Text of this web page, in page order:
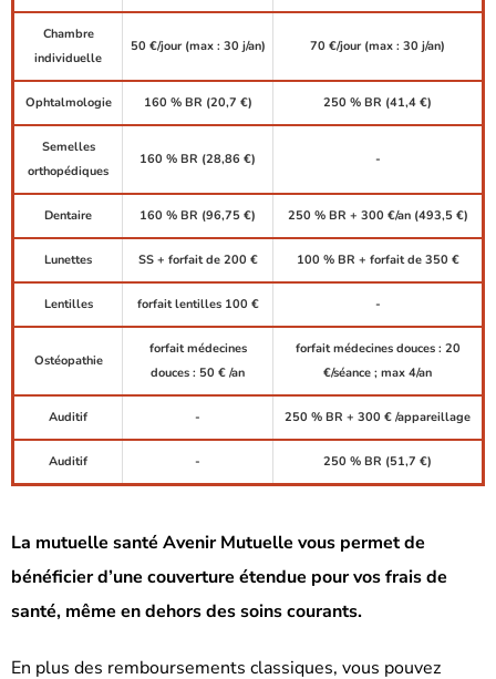
Chambre
individuelle
50 €/jour (max : 30 j/an) 70 €/jour (max : 30 j/an)
Ophtalmologie 160 % BR (20,7 €) 250 % BR (41,4 €)
Semelles
orthopédiques
160 % BR (28,86 €) -
Dentaire 160 % BR (96,75 €) 250 % BR + 300 €/an (493,5 €)
Lunettes SS + forfait de 200 € 100 % BR + forfait de 350 €
Lentilles forfait lentilles 100 € -
Ostéopathie
forfait médecines
douces : 50 € /an
forfait médecines douces : 20
€/séance ; max 4/an
Auditif - 250 % BR + 300 € /appareillage
Auditif - 250 % BR (51,7 €)
La mutuelle santé Avenir Mutuelle vous permet de
bénéficier d’une couverture étendue pour vos frais de
santé, même en dehors des soins courants.
En plus des remboursements classiques, vous pouvez